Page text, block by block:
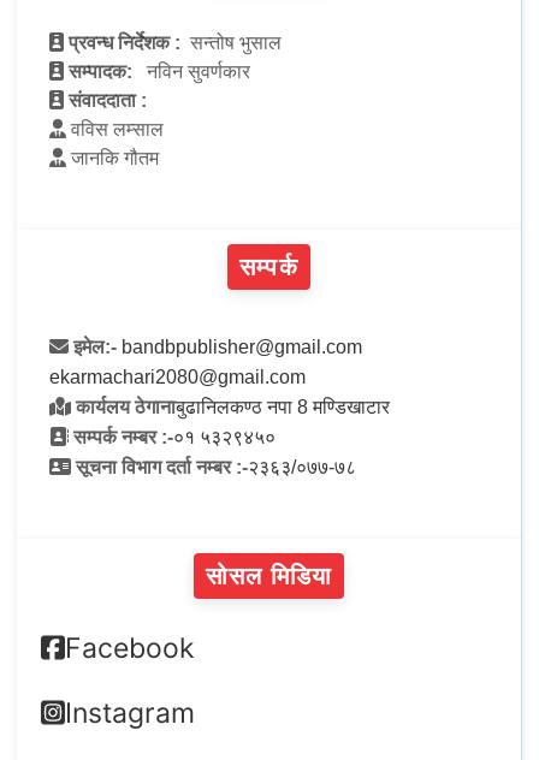
प्रवन्ध निर्देशक : सन्तोष भुसाल
सम्पादक:
नविन सुवर्णकार
संवाददाता :
वविस लम्साल
जानकि गौतम
सम्पर्क
इमेल:- bandbpublisher@gmail.com
ekarmachari2080@gmail.com
कार्यलय ठेगानाबुढानिलकण्ठ नपा 8 मण्डिखाटार
सम्पर्क नम्बर :-०१ ५३२९४५०
सूचना विभाग दर्ता नम्बर :-२३६३/०७७-७८
सोसल मिडिया
Facebook
Instagram